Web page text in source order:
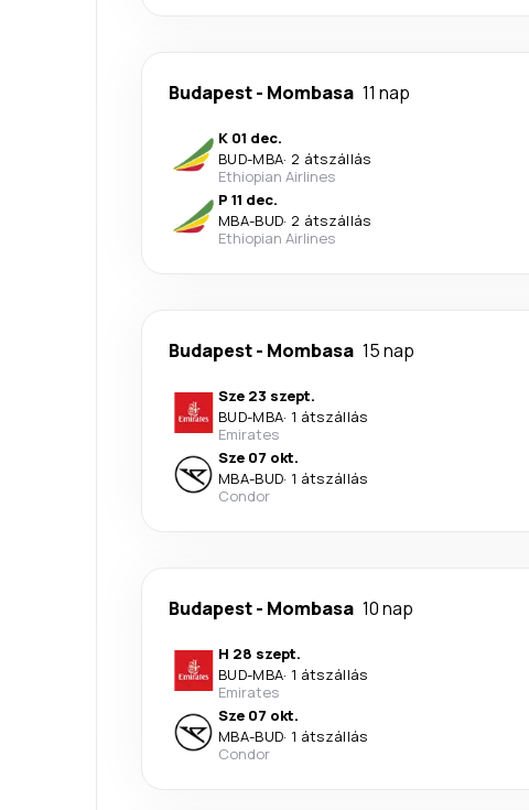
Budapest- Mombasa 11 nap
K 01 dec.
BUD-MBA· 2 átszállás
Ethiopian Airlines
P 11 dec.
MBA-BUD· 2 átszállás
Ethiopian Airlines
Budapest- Mombasa 15 nap
Sze 23 szept.
BUD-MBA· 1 átszállás
Emirates
Sze 07 okt.
MBA-BUD· 1 átszállás
Condor
Budapest- Mombasa 10 nap
H 28 szept.
BUD-MBA· 1 átszállás
Emirates
Sze 07 okt.
MBA-BUD· 1 átszállás
Condor